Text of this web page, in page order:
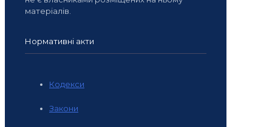
матеріалів.
Нормативні акти
Кодекси
Закони